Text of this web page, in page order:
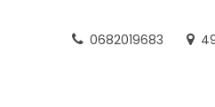
0682019683